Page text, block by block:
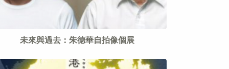
未來與過去：朱德華自拍像個展